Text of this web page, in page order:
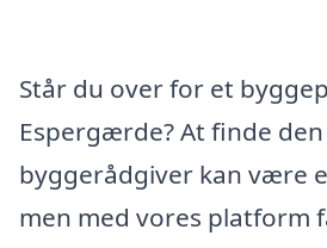
Står du over for et
Espergærde? At finde
byggerådgiver kan være
men med vores platform